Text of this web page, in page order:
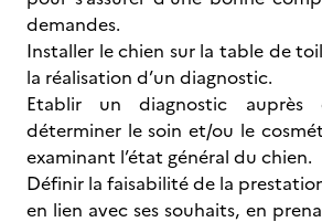
demandes.
Installer le chien sur la table de
la réalisation d’un diagnostic.
Etablir un diagnostic
déterminer le soin et/ou le
examinant l’état général du chien.
Définir la faisabilité de la
en lien avec ses souhaits, en